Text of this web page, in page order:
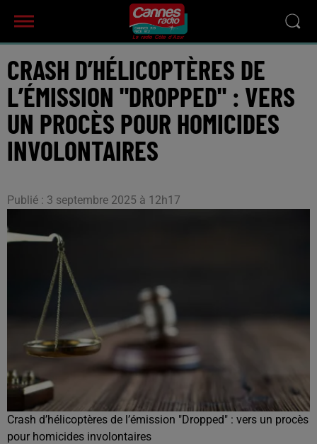
CRASH D’HÉLICOPTÈRES DE
L’ÉMISSION "DROPPED" : VERS
UN PROCÈS POUR HOMICIDES
INVOLONTAIRES
Publié : 3 septembre 2025 à 12h17
Crash d’hélicoptères de l’émission "Dropped" : vers un procès
pour homicides involontaires